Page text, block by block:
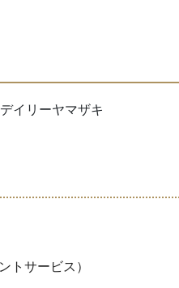
イリーヤマザキ
トサービス）